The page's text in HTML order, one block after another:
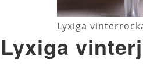
Lyxiga
Lyxiga